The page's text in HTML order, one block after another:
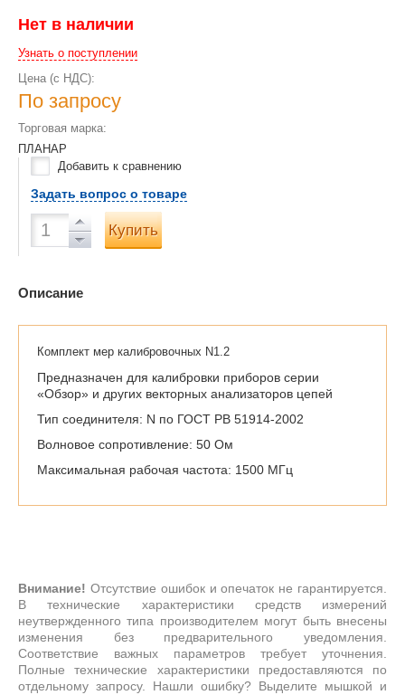
Нет в наличии
Узнать о поступлении
Цена (с НДС):
По запросу
Торговая марка:
ПЛАНАР
Добавить к сравнению
Задать вопрос о товаре
Купить
Описание
Комплект мер калибровочных N1.2
Предназначен для калибровки приборов серии
«Обзор» и других векторных анализаторов цепей
Тип соединителя: N по ГОСТ РВ 51914-2002
Волновое сопротивление: 50 Ом
Максимальная рабочая частота: 1500 МГц
Внимание! Отсутствие ошибок и опечаток не гарантируется.
В технические характеристики средств измерений
неутвержденного типа производителем могут быть внесены
изменения без предварительного уведомления.
Соответствие важных параметров требует уточнения.
Полные технические характеристики предоставляются по
отдельному запросу. Нашли ошибку? Выделите мышкой и